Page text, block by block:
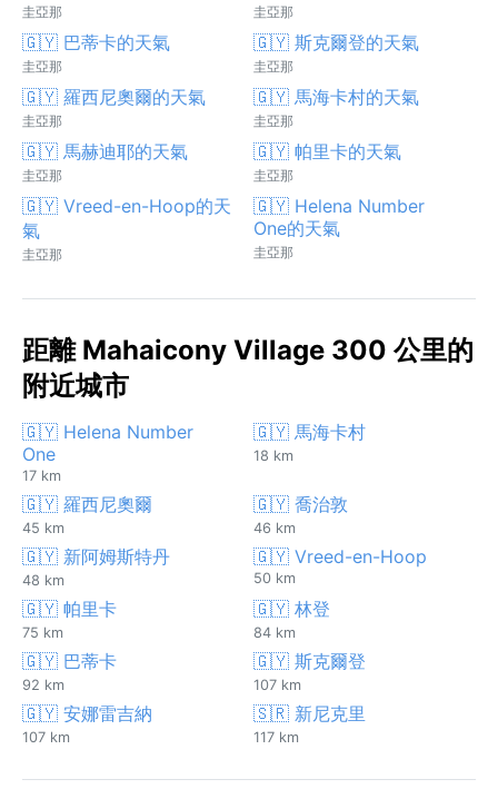
圭亞那 圭亞那
🇬🇾 巴蒂卡的天氣
圭亞那
🇬🇾 斯克爾登的天氣
圭亞那
🇬🇾 羅西尼奧爾的天氣
圭亞那
🇬🇾 馬海卡村的天氣
圭亞那
🇬🇾 馬赫迪耶的天氣
圭亞那
🇬🇾 帕里卡的天氣
圭亞那
🇬🇾 Vreed-en-Hoop的天
氣
圭亞那
🇬🇾 Helena Number
One的天氣
圭亞那
距離 Mahaicony Village 300 公里的
附近城市
🇬🇾 Helena Number
One
17 km
🇬🇾 馬海卡村
18 km
🇬🇾 羅西尼奧爾
45 km
🇬🇾 喬治敦
46 km
🇬🇾 新阿姆斯特丹
48 km
🇬🇾 Vreed-en-Hoop
50 km
🇬🇾 帕里卡
75 km
🇬🇾 林登
84 km
🇬🇾 巴蒂卡
92 km
🇬🇾 斯克爾登
107 km
🇬🇾 安娜雷吉納
107 km
🇸🇷 新尼克里
117 km